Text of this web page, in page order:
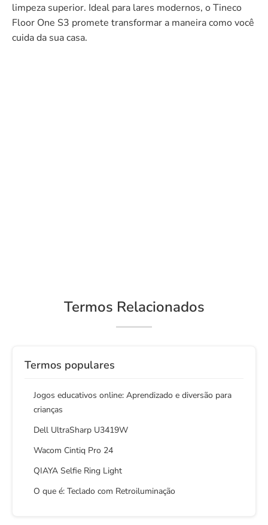
limpeza superior. Ideal para lares modernos, o Tineco
Floor One S3 promete transformar a maneira como você
cuida da sua casa.
Termos Relacionados
Termos populares
Jogos educativos online: Aprendizado e diversão para
crianças
Dell UltraSharp U3419W
Wacom Cintiq Pro 24
QIAYA Selfie Ring Light
O que é: Teclado com Retroiluminação